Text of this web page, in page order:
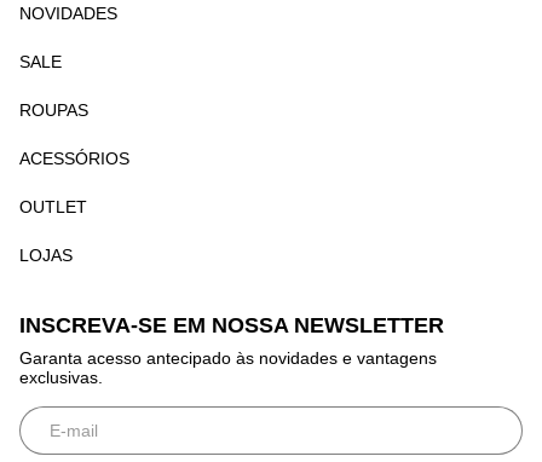
NOVIDADES
SALE
ROUPAS
ACESSÓRIOS
OUTLET
LOJAS
INSCREVA-SE EM NOSSA NEWSLETTER
Garanta acesso antecipado às novidades e vantagens
exclusivas.